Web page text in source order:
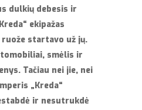
dulkių debesis ir
ekipažas
startavo už jų.
smėlis ir
Tačiau nei jie, nei
„Kreda“
ir nesutrukdė